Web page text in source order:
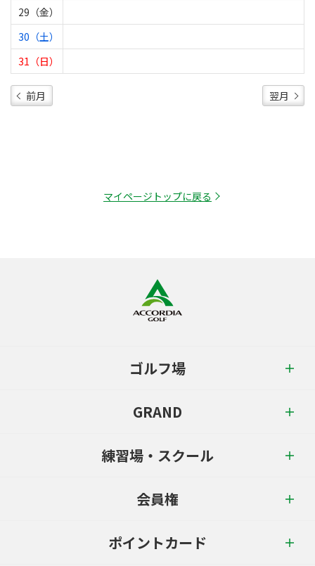
29（金）
30（土）
31（日）
前月 翌月
マイページトップに戻る
ゴルフ場
GRAND
練習場・スクール
会員権
ポイントカード